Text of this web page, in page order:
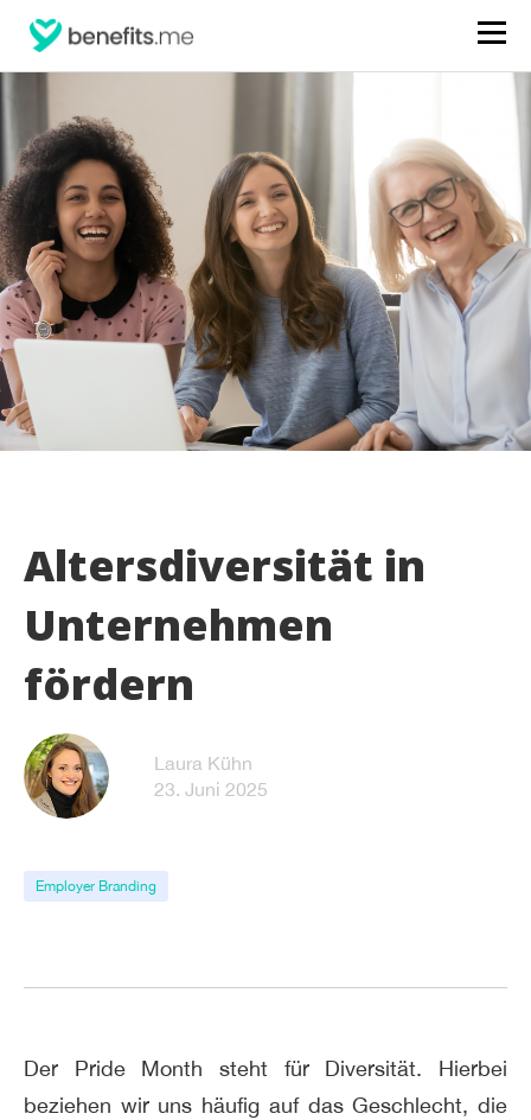
Altersdiversität in
Unternehmen
fördern
Laura Kühn
23. Juni 2025
Employer Branding
Der Pride Month steht für Diversität. Hierbei
beziehen wir uns häufig auf das Geschlecht, die